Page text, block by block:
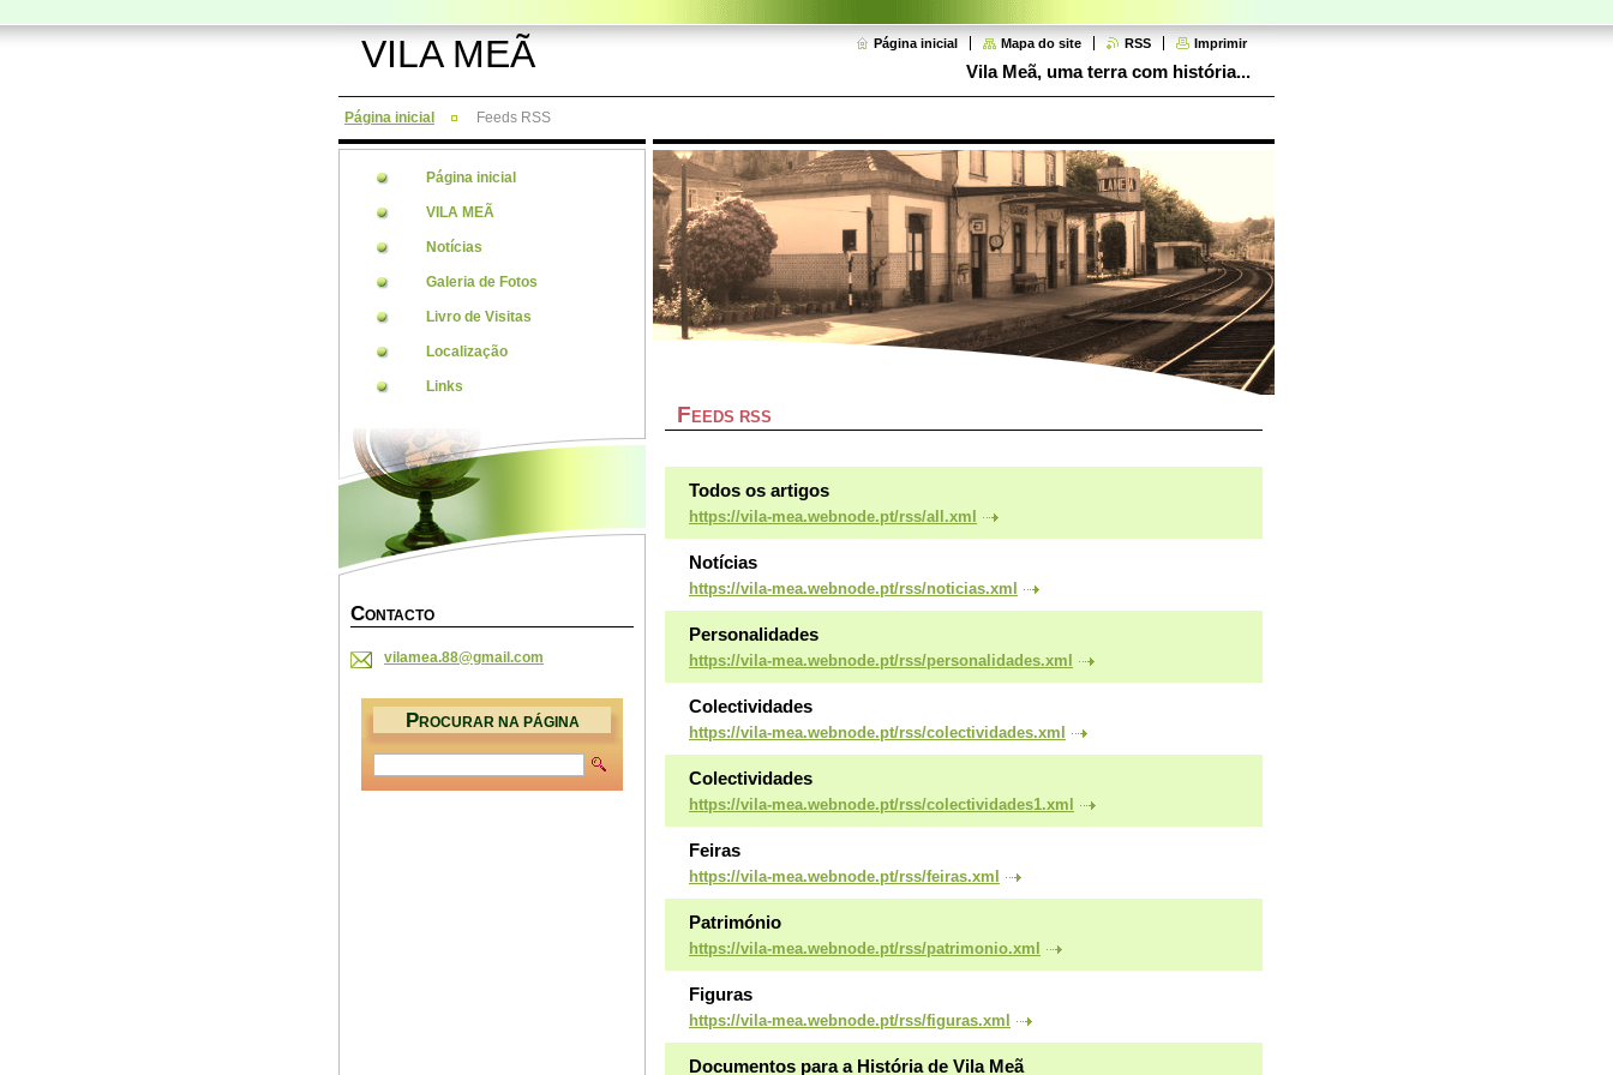
VILA MEÃ Página inicial Mapa do site RSS Imprimir
Vila Meã, uma terra com história...
Página inicial Feeds RSS
F EEDS RSS
Todos os artigos
https://vila-mea.webnode.pt/rss/all.xml
Notícias
https://vila-mea.webnode.pt/rss/noticias.xml
Personalidades
https://vila-mea.webnode.pt/rss/personalidades.xml
Colectividades
https://vila-mea.webnode.pt/rss/colectividades.xml
Colectividades
https://vila-mea.webnode.pt/rss/colectividades1.xml
Feiras
https://vila-mea.webnode.pt/rss/feiras.xml
Património
https://vila-mea.webnode.pt/rss/patrimonio.xml
Figuras
https://vila-mea.webnode.pt/rss/figuras.xml
Documentos para a História de Vila Meã
Página inicial
VILA MEÃ
Notícias
Galeria de Fotos
Livro de Visitas
Localização
Links
CONTACTO
vilamea.88@gmail .com
PROCURAR NA PÁGINA